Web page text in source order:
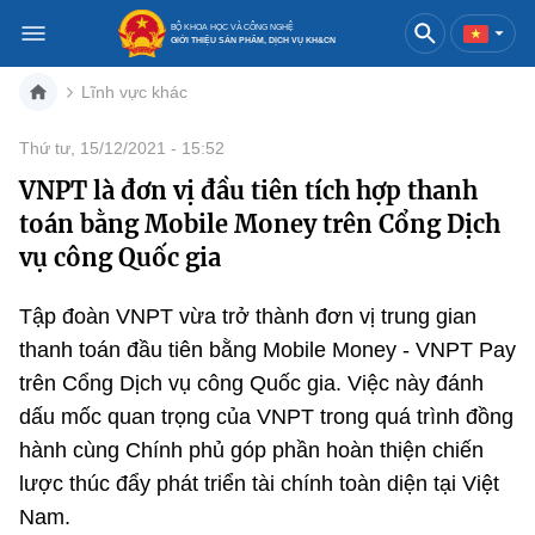
BỘ KHOA HỌC VÀ CÔNG NGHỆ
GIỚI THIỆU SẢN PHẨM, DỊCH VỤ KH&CN
Danh mục
Trang chủ
Sản phẩm
Dịch vụ
Báo điện tử
Đổi mới sáng tạo
Sản phẩm
Bưu chính
Sản phẩm
Dịch vụ
Viễn thông
Sản phẩm
Công nghệ thông tin, Điện tử
Lĩnh vực khác
Thứ tư, 15/12/2021 - 15:52
VNPT là đơn vị đầu tiên tích hợp thanh
toán bằng Mobile Money trên Cổng Dịch
vụ công Quốc gia
Tập đoàn VNPT vừa trở thành đơn vị trung gian
thanh toán đầu tiên bằng Mobile Money - VNPT Pay
trên Cổng Dịch vụ công Quốc gia. Việc này đánh
dấu mốc quan trọng của VNPT trong quá trình đồng
hành cùng Chính phủ góp phần hoàn thiện chiến
lược thúc đẩy phát triển tài chính toàn diện tại Việt
Nam.